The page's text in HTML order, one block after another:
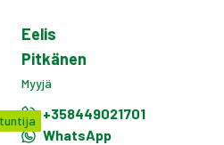
Eelis
Pitkänen
Myyjä
+358449021701
WhatsApp